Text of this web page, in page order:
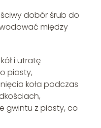
dobór śrub do
między
i utratę
piasty,
koła podczas
gwintu z piasty, co